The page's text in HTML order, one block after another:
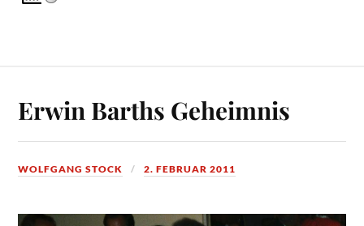
Erwin Barths Geheimnis
WOLFGANG STOCK 2. FEBRUAR 2011